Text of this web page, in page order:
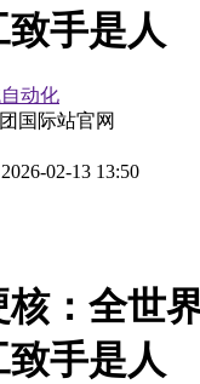
手是人
动化
国际站官网
2026-02-13 13:50
：全世
致手是人